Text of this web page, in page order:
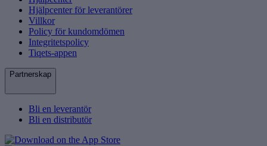
Hjälpcenter för leverantörer
Villkor
Policy för kundomdömen
Integritetspolicy
Tiqets-appen
Partnerskap
Bli en leverantör
Bli en distributör